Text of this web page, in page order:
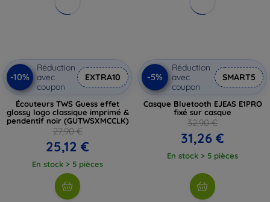
-10%
Réduction
avec
coupon
EXTRA10
Écouteurs TWS Guess effet
glossy logo classique imprimé &
pendentif noir (GUTWSXMCCLK)
27,90 €
25,12 €
En stock > 5 pièces
-5%
Réduction
avec
coupon
SMART5
Casque Bluetooth EJEAS E1PRO
fixé sur casque
32,90 €
31,26 €
En stock > 5 pièces